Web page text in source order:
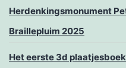
Herdenkingsmonument
Braillepluim 2025
Het eerste 3d